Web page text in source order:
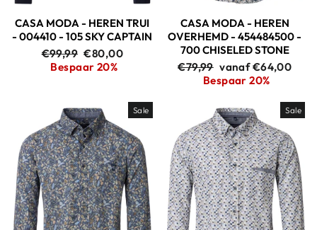
CASA MODA - HEREN TRUI
- 004410 - 105 SKY CAPTAIN
Adviesprijs
€99,99 Aanbiedingsprijs
€80,00
Bespaar 20%
CASA MODA - HEREN
OVERHEMD - 454484500 -
700 CHISELED STONE
Adviesprijs
€79,99 Aanbiedingsprijs
vanaf €64,00
Bespaar 20%
Sale Sale